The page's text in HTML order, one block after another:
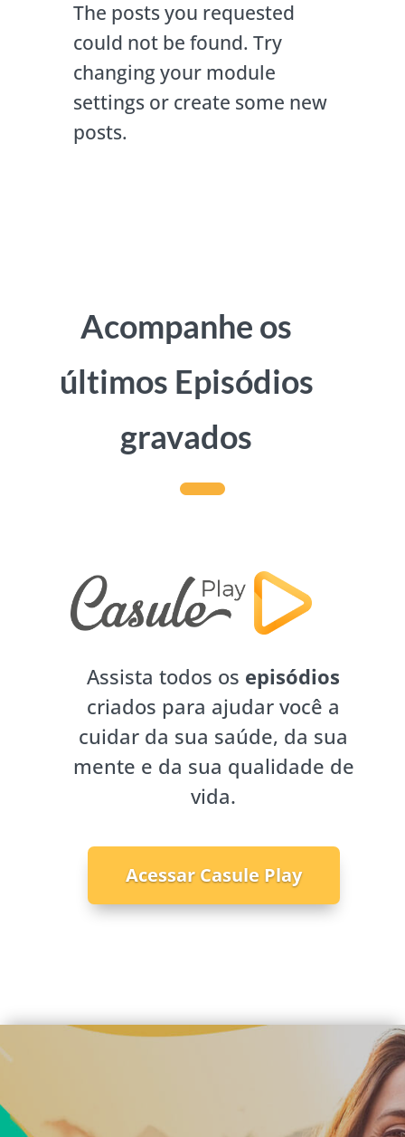
The posts you requested
could not be found. Try
changing your module
settings or create some new
posts.
Acompanhe os
últimos Episódios
gravados
Assista todos os episódios
criados para ajudar você a
cuidar da sua saúde, da sua
mente e da sua qualidade de
vida.
Acessar Casule Play